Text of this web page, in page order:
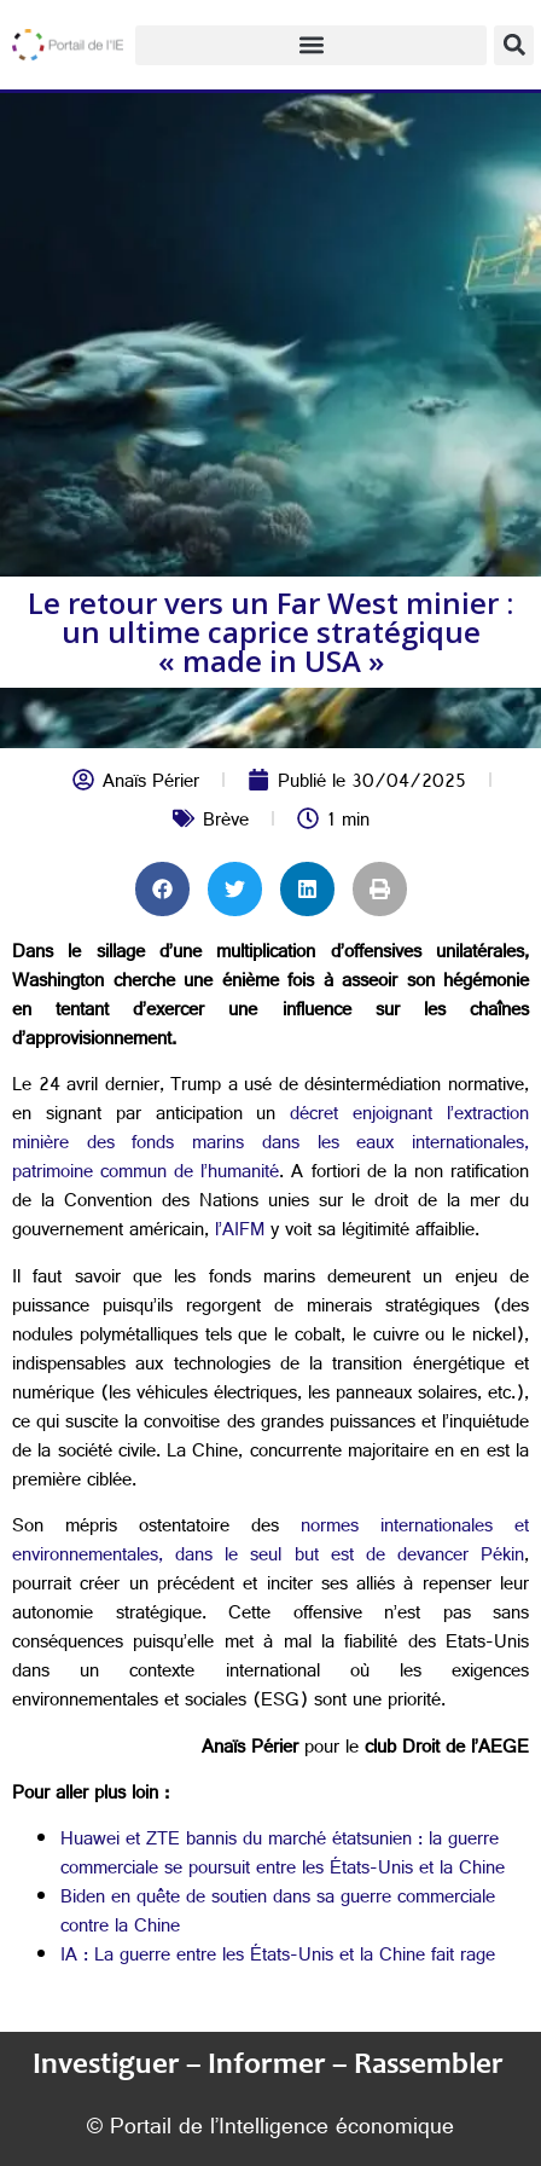
Le retour vers un Far West minier :
un ultime caprice stratégique
« made in USA »
Anaïs Périer Publié le30/04/2025
Brève
1 min
Dans le sillage d’une multiplication d’offensives unilatérales,
Washington cherche une énième fois à asseoir son hégémonie
en tentant d’exercer une influence sur les chaînes
d’approvisionnement.
Le 24 avril dernier, Trump a usé de désintermédiation normative,
en signant par anticipation undécret enjoignant l’extraction
minière des fonds marins dans les eaux internationales,
patrimoine commun de l’humanité. A fortiori de la non ratification
de la Convention des Nations unies sur le droit de la mer du
gouvernement américain,l’AIFMy voit sa légitimité affaiblie.
Il faut savoir que les fonds marins demeurent un enjeu de
puissance puisqu’ils regorgent de minerais stratégiques (des
nodules polymétalliques tels que le cobalt, le cuivre ou le nickel),
indispensables aux technologies de la transition énergétique et
numérique (les véhicules électriques, les panneaux solaires, etc.),
ce qui suscite la convoitise des grandes puissances et l’inquiétude
de la société civile. La Chine, concurrente majoritaire en en est la
première ciblée.
Son mépris ostentatoire des normes internationales et
environnementales, dans le seul but est de devancer Pékin,
pourrait créer un précédent et inciter ses alliés à repenser leur
autonomie stratégique. Cette offensive n’est pas sans
conséquences puisqu’elle met à mal la fiabilité des Etats-Unis
dans un contexte international où les exigences
environnementales et sociales (ESG) sont une priorité.
Anaïs Périerpour leclub Droit de l’AEGE
Pour aller plus loin :
Huawei et ZTE bannis du marché étatsunien : la guerre
commerciale se poursuit entre les États-Unis et la Chine
Biden en quête de soutien dans sa guerre commerciale
contre la Chine
IA : La guerre entre les États-Unis et la Chine fait rage
Investiguer – Informer – Rassembler
© Portail de l’Intelligence économique